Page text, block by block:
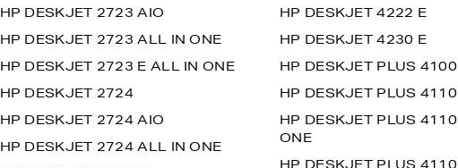
HP DESKJET 2723 AIO
HP DESKJET 2723 ALL IN ONE
HP DESKJET 2723 E ALL IN ONE
HP DESKJET 2724
HP DESKJET 2724 AIO
HP DESKJET 2724 ALL IN ONE
HP DESKJET 4222 E
HP DESKJET 4230 E
HP DESKJET PLUS 4100
HP DESKJET PLUS 4110
HP DESKJET PLUS
ONE
HP DESKJET PLUS